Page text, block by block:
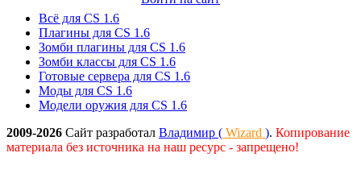
Всё для CS 1.6
Плагины для CS 1.6
Зомби плагины для CS 1.6
Зомби классы для CS 1.6
Готовые сервера для CS 1.6
Моды для CS 1.6
Модели оружия для CS 1.6
2009-2026 Сайт разработал Владимир ( Wizard ). Копирование
материала без источника на наш ресурс - запрещено!